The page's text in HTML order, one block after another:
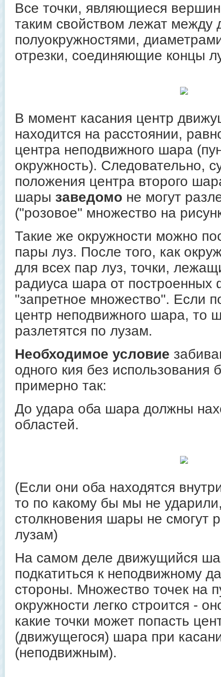
Все точки, являющиеся
таким свойством лежат между
полуокружностями,
отрезки, соединяющие концы
В момент касания центр
находится на расстоянии,
центра неподвижного шара
окружность). Следовательно,
положения центра второго
шары заведомо не могут
("розовое" множество на
Такие же окружности можно
пары луз. После того, как
для всех пар луз, точки,
радиуса шара от построенных
"запретное множество". Если
центр неподвижного шара, то
разлетятся по лузам.
Необходимое условие
одного кия без использования
примерно так:
До удара оба шара должны
областей.
(Если они оба находятся
то по какому бы мы не
столкновения шары не смогут
лузам)
На самом деле движущийся
подкатиться к неподвижному
стороны. Множество точек на
окружности легко строится -
какие точки может попасть
(движущегося) шара при
(неподвижным).